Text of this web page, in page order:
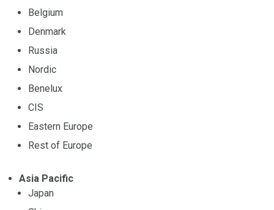
Belgium
Denmark
Russia
Nordic
Benelux
CIS
Eastern Europe
Rest of Europe
Asia Pacific
Japan